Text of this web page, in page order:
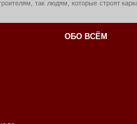
так людям, которые строят
ОБО ВСЁМ